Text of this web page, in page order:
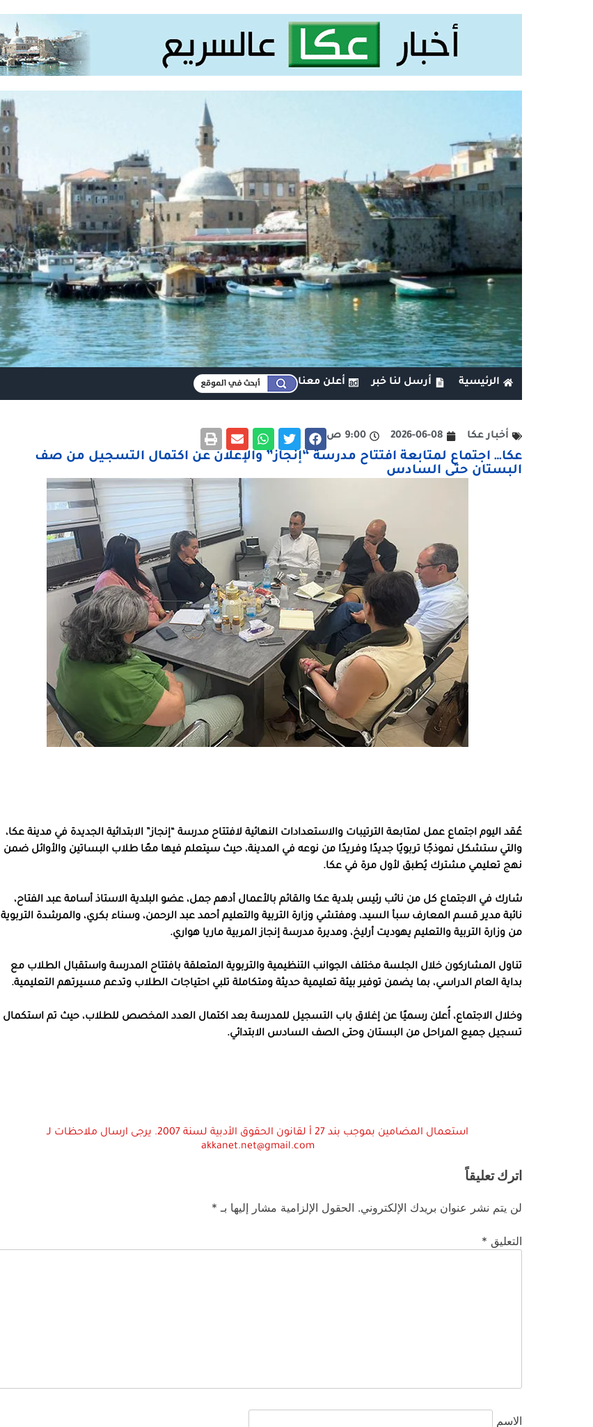
الرئيسية أرسل لنا خبر أعلن معنا
أخبار عكا 2026-06-08 9:00 ص
عكا… اجتماع لمتابعة افتتاح مدرسة “إنجاز” والإعلان عن اكتمال التسجيل من صف
البستان حتى السادس
عُقد اليوم اجتماع عمل لمتابعة الترتيبات والاستعدادات النهائية لافتتاح مدرسة “إنجاز” الابتدائية الجديدة في مدينة عكا،
والتي ستشكل نموذجًا تربويًا جديدًا وفريدًا من نوعه في المدينة، حيث سيتعلم فيها معًا طلاب البساتين والأوائل ضمن
نهج تعليمي مشترك يُطبق لأول مرة في عكا.
شارك في الاجتماع كل من نائب رئيس بلدية عكا والقائم بالأعمال أدهم جمل، عضو البلدية الاستاذ أسامة عبد الفتاح،
نائبة مدير قسم المعارف سبأ السيد، ومفتشي وزارة التربية والتعليم أحمد عبد الرحمن، وسناء بكري، والمرشدة التربوية
من وزارة التربية والتعليم يهوديت أرليخ، ومديرة مدرسة إنجاز المربية ماريا هواري.
تناول المشاركون خلال الجلسة مختلف الجوانب التنظيمية والتربوية المتعلقة بافتتاح المدرسة واستقبال الطلاب مع
بداية العام الدراسي، بما يضمن توفير بيئة تعليمية حديثة ومتكاملة تلبي احتياجات الطلاب وتدعم مسيرتهم التعليمية.
وخلال الاجتماع، أُعلن رسميًا عن إغلاق باب التسجيل للمدرسة بعد اكتمال العدد المخصص للطلاب، حيث تم استكمال
تسجيل جميع المراحل من البستان وحتى الصف السادس الابتدائي.
استعمال المضامين بموجب بند 27 أ لقانون الحقوق الأدبية لسنة 2007. يرجى ارسال ملاحظات لـ
akkanet.net@gmail.com
اترك تعليقاً
لن يتم نشر عنوان بريدك الإلكتروني. الحقول الإلزامية مشار إليها بـ *
التعليق *
الاسم